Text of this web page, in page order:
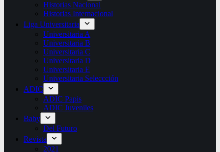
Historias Nacional
Historias Internacional
Liga Universitaria
Universitaria A
Universitaria B
Universitaria C
Universitaria D
Universitaria E
Universitaria Seleccción
ADIC
ADIC Papis
ADIC Juveniles
Baby
Del Futuro
Revista
2021